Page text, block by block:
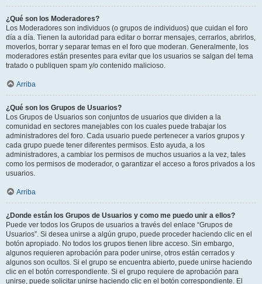
¿Qué son los Moderadores?
Los Moderadores son individuos (o grupos de individuos) que cuidan el foro
día a día. Tienen la autoridad para editar o borrar mensajes, cerrarlos, abrirlos,
moverlos, borrar y separar temas en el foro que moderan. Generalmente, los
moderadores están presentes para evitar que los usuarios se salgan del tema
tratado o publiquen spam y/o contenido malicioso.
Arriba
¿Qué son los Grupos de Usuarios?
Los Grupos de Usuarios son conjuntos de usuarios que dividen a la
comunidad en sectores manejables con los cuales puede trabajar los
administradores del foro. Cada usuario puede pertenecer a varios grupos y
cada grupo puede tener diferentes permisos. Esto ayuda, a los
administradores, a cambiar los permisos de muchos usuarios a la vez, tales
como los permisos de moderador, o garantizar el acceso a foros privados a los
usuarios.
Arriba
¿Donde están los Grupos de Usuarios y como me puedo unir a ellos?
Puede ver todos los Grupos de usuarios a través del enlace “Grupos de
Usuarios”. Si desea unirse a algún grupo, puede proceder haciendo clic en el
botón apropiado. No todos los grupos tienen libre acceso. Sin embargo,
algunos requieren aprobación para poder unirse, otros están cerrados y
algunos son ocultos. Si el grupo se encuentra abierto, puede unirse haciendo
clic en el botón correspondiente. Si el grupo requiere de aprobación para
unirse, puede solicitar unirse haciendo clic en el botón correspondiente. El